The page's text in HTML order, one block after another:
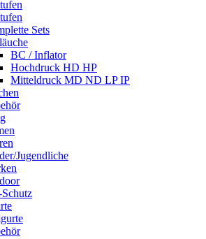
Sets
BC / Inflator
Hochdruck HD HP
Mitteldruck MD ND LP IP
Jugendliche